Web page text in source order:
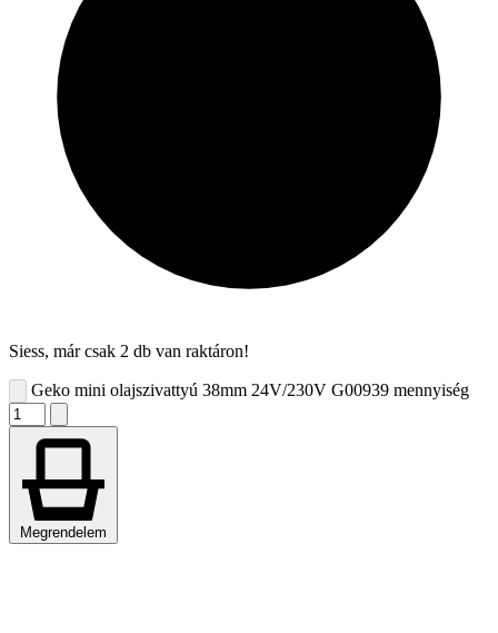
Siess, már csak 2 db van raktáron!
Geko mini olajszivattyú 38mm 24V/230V G00939 mennyiség
Megrendelem